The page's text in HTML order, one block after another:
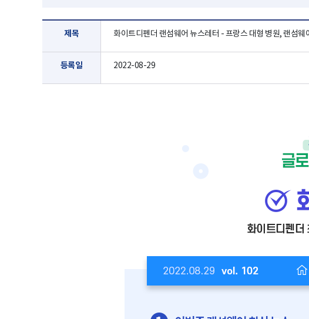
제목 화이트디펜더 랜섬웨어 뉴스레터 - 프랑스 대형 병원, 랜섬
등록일 2022-08-29